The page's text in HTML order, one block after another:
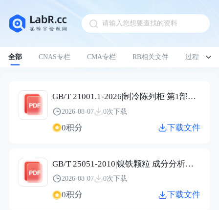
请输入您想要查找的资料
全部 CNAS专栏 CMA专栏 RB相关文件 过程管理
Pull down to refresh
GB/T 21001.1-2026|制冷陈列柜 第1部分：术语
2026-08-07 0次下载
0积分 下载文件
GB/T 25051-2010|镍铁颗粒 成分分析用样品的采取
2026-08-07 0次下载
0积分 下载文件